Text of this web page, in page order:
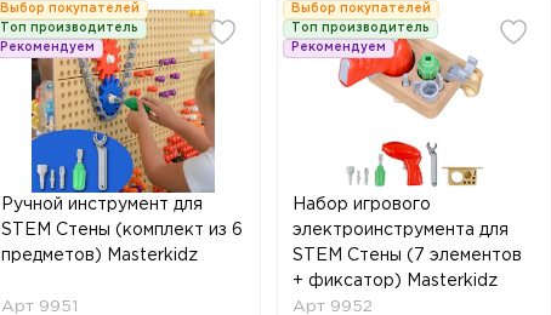
Выбор покупателей
Топ производитель
Рекомендуем
Ручной инструмент для
STEM Стены (комплект из 6
предметов) Masterkidz
Арт 9951
Выбор покупателей
Топ производитель
Рекомендуем
Набор игрового
электроинструмента для
STEM Стены (7 элементов
+ фиксатор) Masterkidz
Арт 9952